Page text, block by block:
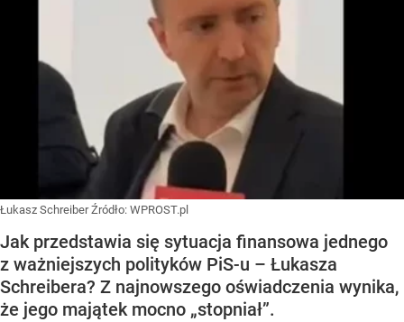
Łukasz SchreiberŹródło: WPROST.pl
Jak przedstawia się sytuacja finansowa jednego
z ważniejszych polityków PiS-u – Łukasza
Schreibera? Z najnowszego oświadczenia wynika,
że jego majątek mocno „stopniał”.